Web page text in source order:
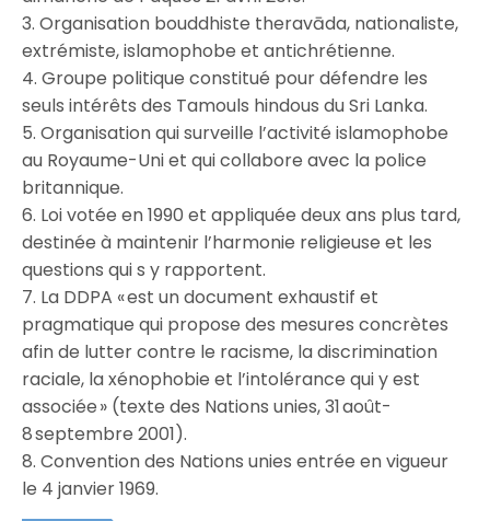
3. Organisation bouddhiste theravāda, nationaliste,
extrémiste, islamophobe et antichrétienne.
4. Groupe politique constitué pour défendre les
seuls intérêts des Tamouls hindous du Sri Lanka.
5. Organisation qui surveille l’activité islamophobe
au Royaume-Uni et qui collabore avec la police
britannique.
6. Loi votée en 1990 et appliquée deux ans plus tard,
destinée à maintenir l’harmonie religieuse et les
questions qui s y rapportent.
7. La DDPA « est un document exhaustif et
pragmatique qui propose des mesures concrètes
afin de lutter contre le racisme, la discrimination
raciale, la xénophobie et l’intolérance qui y est
associée » (texte des Nations unies, 31 août-
8 septembre 2001).
8. Convention des Nations unies entrée en vigueur
le 4 janvier 1969.